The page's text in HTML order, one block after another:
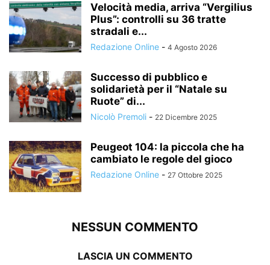
Velocità media, arriva “Vergilius
Plus”: controlli su 36 tratte
stradali e...
Redazione Online - 4 Agosto 2026
Successo di pubblico e
solidarietà per il “Natale su
Ruote” di...
Nicolò Premoli - 22 Dicembre 2025
Peugeot 104: la piccola che ha
cambiato le regole del gioco
Redazione Online - 27 Ottobre 2025
NESSUN COMMENTO
LASCIA UN COMMENTO